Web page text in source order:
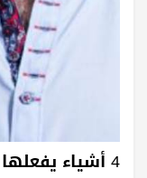
4 أشياء يفعلها الرجل عندما يقع في الحب